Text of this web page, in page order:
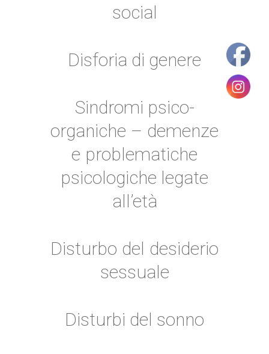
social
Disforia di genere
Sindromi psico-
organiche – demenze
e problematiche
psicologiche legate
all’età
Disturbo del desiderio
sessuale
Disturbi del sonno